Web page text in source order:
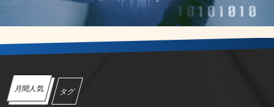
月間人気 タグ